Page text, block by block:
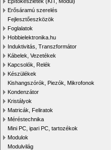
Erősáramú szerelés
Fejlesztőeszközök
Foglalatok
Hobbielektronika.hu
Induktivitás, Transzformátor
Kábelek, Vezetékek
Kapcsolók, Relék
Készülékek
Kishangszórók, Piezók, Mikrofonok
Kondenzátor
Kristályok
Matricák, Feliratok
Méréstechnika
Mini PC, ipari PC, tartozékok
Modulok
Modulvilág